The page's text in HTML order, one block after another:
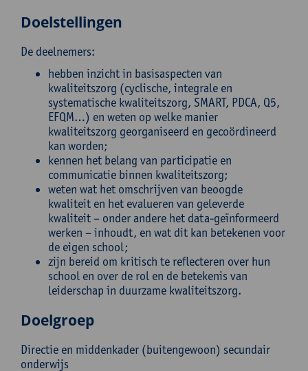
Doelstellingen
De deelnemers:
hebben inzicht in basisaspecten van
kwaliteitszorg (cyclische, integrale en
systematische kwaliteitszorg, SMART, PDCA, Q5,
EFQM…) en weten op welke manier
kwaliteitszorg georganiseerd en gecoördineerd
kan worden;
kennen het belang van participatie en
communicatie binnen kwaliteitszorg;
weten wat het omschrijven van beoogde
kwaliteit en het evalueren van geleverde
kwaliteit – onder andere het data-geïnformeerd
werken – inhoudt, en wat dit kan betekenen voor
de eigen school;
zijn bereid om kritisch te reflecteren over hun
school en over de rol en de betekenis van
leiderschap in duurzame kwaliteitszorg.
Doelgroep
Directie en middenkader (buitengewoon) secundair
onderwijs